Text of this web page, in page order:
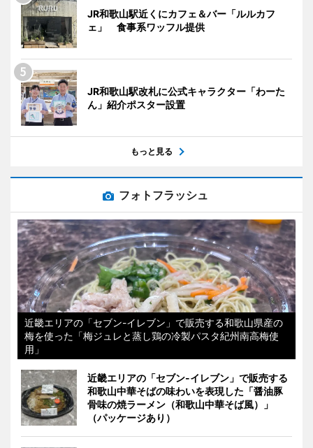
JR和歌山駅近くにカフェ＆バー「ルルカフ
ェ」 食事系ワッフル提供
JR和歌山駅改札に公式キャラクター「わーた
ん」紹介ポスター設置
もっと見る
フォトフラッシュ
近畿エリアの「セブン-イレブン」で販売する和歌山県産の
梅を使った「梅ジュレと蒸し鶏の冷製パスタ紀州南高梅使
用」
近畿エリアの「セブン-イレブン」で販売する
和歌山中華そばの味わいを表現した「醤油豚
骨味の焼ラーメン（和歌山中華そば風）」
（パッケージあり）